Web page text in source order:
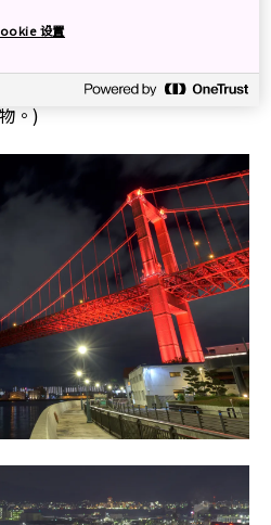
公里的若戶大橋，「高塔山公
河童的藏寶箱」。 (河童是日
。)
设置